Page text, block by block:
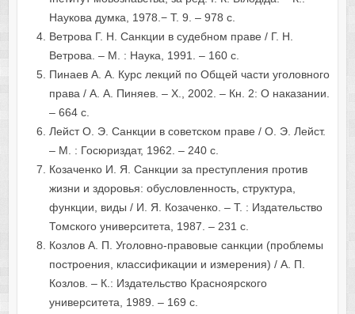
Наукова думка, 1978.− Т. 9. – 978 с.
Ветрова Г. Н. Санкции в судебном праве / Г. Н.
Ветрова. – М. : Наука, 1991. – 160 с.
Пинаев А. А. Курс лекций по Общей части уголовного
права / А. А. Пиняев. – Х., 2002. – Кн. 2: О наказании.
– 664 с.
Лейст О. Э. Санкции в советском праве / О. Э. Лейст.
– М. : Госюриздат, 1962. – 240 с.
Козаченко И. Я. Санкции за преступления против
жизни и здоровья: обусловленность, структура,
функции, виды / И. Я. Козаченко. – Т. : Издательство
Томского университета, 1987. – 231 с.
Козлов А. П. Уголовно-правовые санкции (проблемы
построения, классификации и измерения) / А. П.
Козлов. – К.: Издательство Красноярского
университета, 1989. – 169 с.